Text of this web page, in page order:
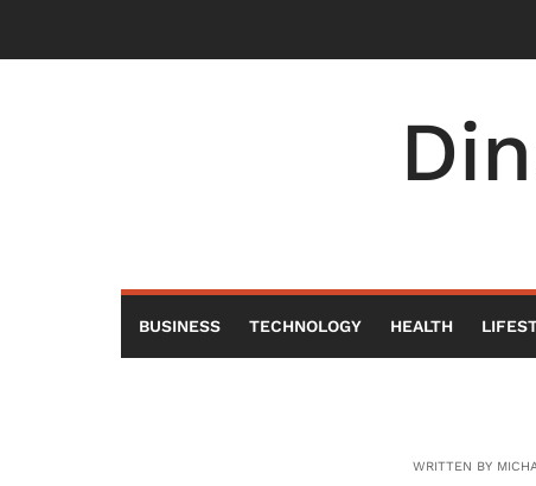
content
BUSINESS TECHNOLOGY HEALTH
WRITTEN BY